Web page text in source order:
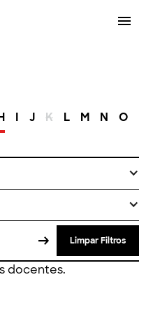
I J K L M N O
Limpar Filtros
docentes.